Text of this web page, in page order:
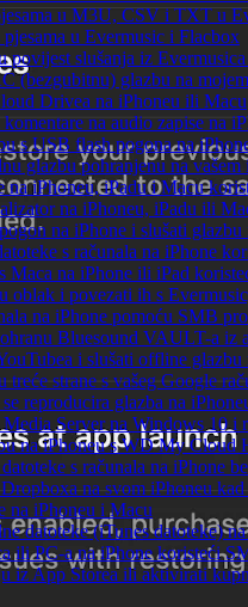
u M3U, CSV i TXT u
u Evermusic i Flacbox
povijest slušanja iz
(bezgubitnu) glazbu na
Drivea na iPhoneu ili Macu
na audio zapise na
s USB flash pogona na
glazbu pohranjenu na
na iPhoneu, iPadu i Macu
na iPhoneu, iPadu ili
na iPhone i slušati
s računala na iPhone
Maca na iPhone ili iPad
oblak i povezati ih s
na iPhone pomoću SMB
Bluesound VAULT-a iz
i slušati offline glazbu
strane s vašeg Google
reproducira glazba na
Server na Windows 10 i
na iPhoneu s WD My Cloud
s računala na iPhone
na svom iPhoneu
na iPhoneu i Macu
datoteke (iTunes datoteke)
ili PC-a na iPhone koristeći
iz App Storea ili aktivirati